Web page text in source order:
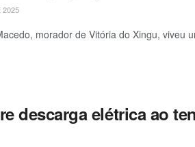
2025
morador de Vitória do Xingu, viveu
descarga elétrica ao